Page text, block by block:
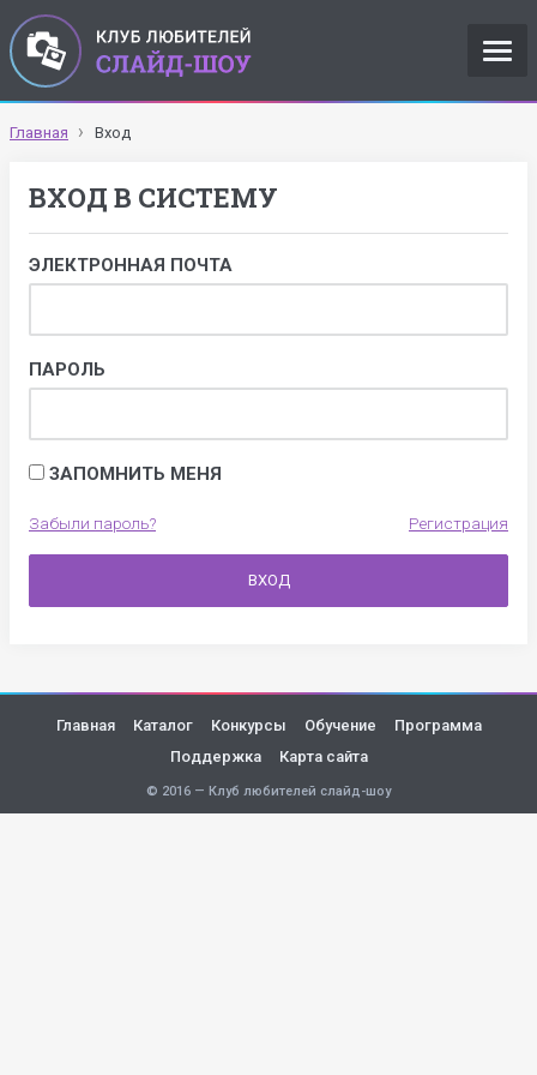
Главная Вход
ВХОД В СИСТЕМУ
ЭЛЕКТРОННАЯ ПОЧТА
ПАРОЛЬ
ЗАПОМНИТЬ МЕНЯ
Забыли пароль? Регистрация
ВХОД
Главная Каталог Конкурсы Обучение
Программа
Поддержка
Карта сайта
© 2016 — Клуб любителей слайд-шоу